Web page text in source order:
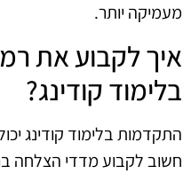
מעמיקה יותר.
איך לקבוע את
בלימוד קודינג?
התקדמות בלימוד קודינג
חשוב לקבוע מדדי הצלחה